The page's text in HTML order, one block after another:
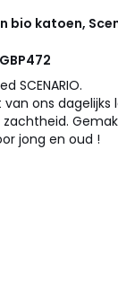
bio katoen,
SCENARIO.
ons dagelijks
jong en oud !
van heel
met de overige